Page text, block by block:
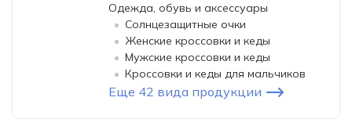
Одежда, обувь и аксессуары
Солнцезащитные очки
Женские кроссовки и кеды
Мужские кроссовки и кеды
Кроссовки и кеды для мальчиков
Еще 42 вида продукции